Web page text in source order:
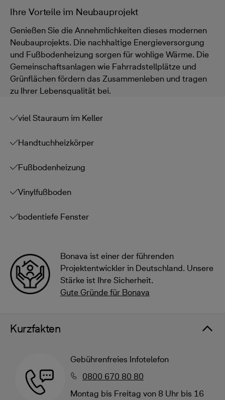
Ihre Vorteile im Neubauprojekt
Genießen Sie die Annehmlichkeiten dieses modernen
Neubauprojekts. Die nachhaltige Energieversorgung
und Fußbodenheizung sorgen für wohlige Wärme. Die
Gemeinschaftsanlagen wie Fahrradstellplätze und
Grünflächen fördern das Zusammenleben und tragen
zu Ihrer Lebensqualität bei.
viel Stauraum im Keller
Handtuchheizkörper
Fußbodenheizung
Vinylfußboden
bodentiefe Fenster
Bonava ist einer der führenden
Projektentwickler in Deutschland. Unsere
Stärke ist Ihre Sicherheit.
Gute Gründe für Bonava
Kurzfakten
Gebührenfreies Infotelefon
0800 670 80 80
Montag bis Freitag von 8 Uhr bis 16